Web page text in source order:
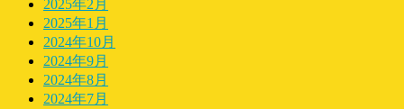
2025年2月
2025年1月
2024年10月
2024年9月
2024年8月
2024年7月